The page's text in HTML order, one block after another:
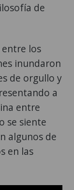
de
los
inundaron
de orgullo y
a
entre
se siente
algunos de
en las